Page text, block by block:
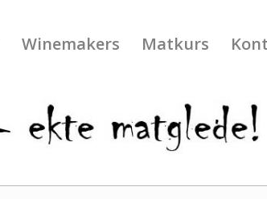
Winemakers Matkurs